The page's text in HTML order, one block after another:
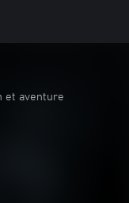
et aventure